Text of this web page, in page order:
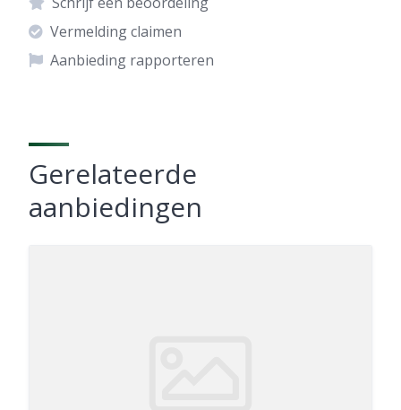
Vermelding claimen
Aanbieding rapporteren
Gerelateerde
aanbiedingen